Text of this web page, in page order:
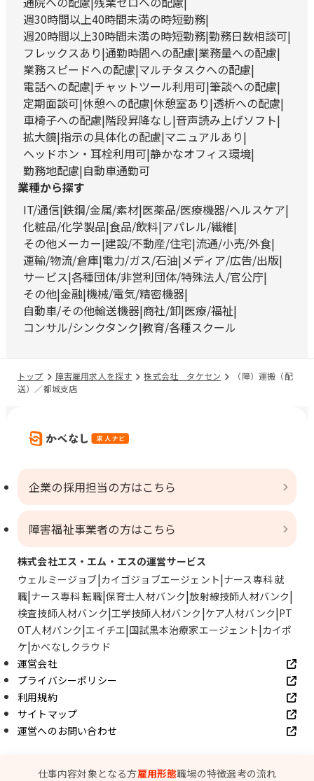
仕事内容対象となる方雇用形態職場の特徴選考の流れ
週30時間以上40時間未満の時短勤務
週20時間以上30時間未満の時短勤務 勤務日数相談可
フレックスあり 通勤時間への配慮 業務量への配慮
業務スピードへの配慮 マルチタスクへの配慮
電話への配慮 チャットツール利用可 筆談への配慮
定期面談可 休憩への配慮 休憩室あり 透析への配慮
車椅子への配慮 階段昇降なし 音声読み上げソフト
拡大鏡 指示の具体化の配慮 マニュアルあり
ヘッドホン・耳栓利用可 静かなオフィス環境
勤務地配慮 自動車通勤可
業種から探す
IT/通信 鉄鋼/金属/素材 医薬品/医療機器/ヘルスケア
化粧品/化学製品 食品/飲料 アパレル/繊維
その他メーカー 建設/不動産/住宅 流通/小売/外食
運輸/物流/倉庫 電力/ガス/石油 メディア/広告/出版
サービス 各種団体/非営利団体/特殊法人/官公庁
その他 金融 機械/電気/精密機器
自動車/その他輸送機器 商社/卸 医療/福祉
コンサル/シンクタンク 教育/各種スクール
トップ 障害雇用求人を探す 株式会社 タケセン
（障）運搬（配
送）／都城支店
企業の採用担当の方はこちら
障害福祉事業者の方はこちら
株式会社エス・エム・エスの運営サービス
ウェルミージョブ カイゴジョブエージェント ナース専科 就
職 ナース専科 転職 保育士人材バンク 放射線技師人材バンク
検査技師人材バンク 工学技師人材バンク ケア人材バンク PT
OT人材バンク エイチエ 国試黒本治療家エージェント カイポ
ケ かべなしクラウド
運営会社
プライバシーポリシー
利用規約
サイトマップ
運営へのお問い合わせ